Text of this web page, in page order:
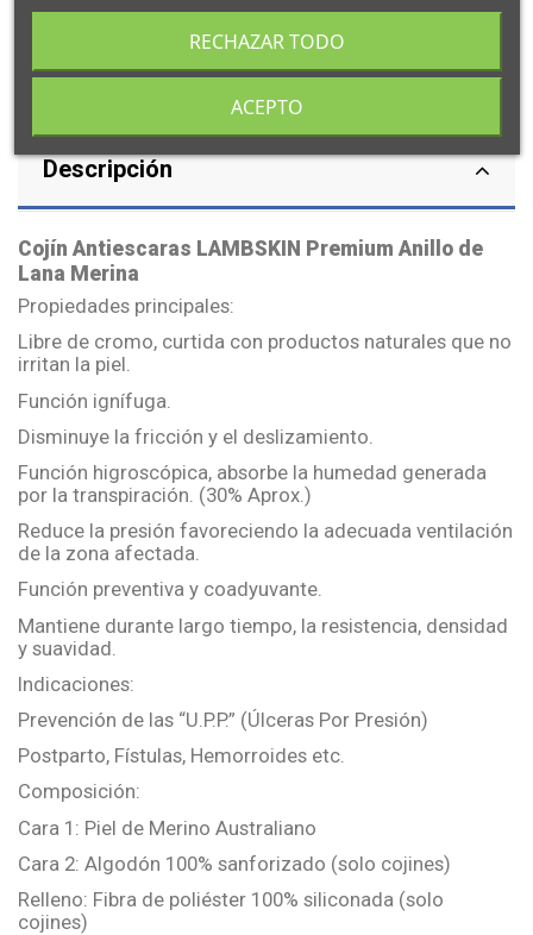
Descripción
Cojín Antiescaras LAMBSKIN Premium Anillo de
Lana Merina
Propiedades principales:
Libre de cromo, curtida con productos naturales que no
irritan la piel.
Función ignífuga.
Disminuye la fricción y el deslizamiento.
Función higroscópica, absorbe la humedad generada
por la transpiración. (30% Aprox.)
Reduce la presión favoreciendo la adecuada ventilación
de la zona afectada.
Función preventiva y coadyuvante.
Mantiene durante largo tiempo, la resistencia, densidad
y suavidad.
Indicaciones:
Prevención de las “U.P.P.” (Úlceras Por Presión)
Postparto, Fístulas, Hemorroides etc.
Composición:
Cara 1: Piel de Merino Australiano
Cara 2: Algodón 100% sanforizado (solo cojines)
Relleno: Fibra de poliéster 100% siliconada (solo
cojines)
RECHAZAR TODO
ACEPTO